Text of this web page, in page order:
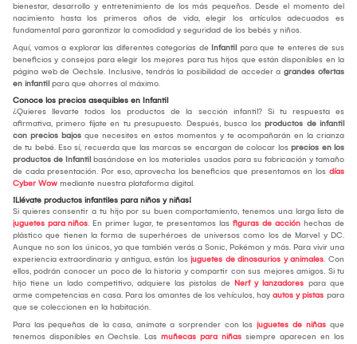
bienestar, desarrollo y entretenimiento de los más pequeños. Desde el momento del
nacimiento hasta los primeros años de vida, elegir los artículos adecuados es
fundamental para garantizar la comodidad y seguridad de los bebés y niños.
Aquí, vamos a explorar las diferentes categorías de Infantil para que te enteres de sus
beneficios y consejos para elegir los mejores para tus hijos que están disponibles en la
página web de Oechsle. Inclusive, tendrás la posibilidad de acceder a grandes ofertas
en infantil para que ahorres al máximo.
Conoce los precios asequibles en Infantil
¿Quieres llevarte todos los productos de la sección infantil? Si tu respuesta es
afirmativa, primero fíjate en tu presupuesto. Después, busca los productos de infantil
con precios bajos que necesites en estos momentos y te acompañarán en la crianza
de tu bebé. Eso sí, recuerda que las marcas se encargan de colocar los precios en los
productos de Infantil basándose en los materiales usados para su fabricación y tamaño
de cada presentación. Por eso, aprovecha los beneficios que presentamos en los días
Cyber Wow mediante nuestra plataforma digital.
¡Llévate productos infantiles para niños y niñas!
Si quieres consentir a tu hijo por su buen comportamiento, tenemos una larga lista de
juguetes para niños. En primer lugar, te presentamos las figuras de acción hechas de
plástico que tienen la forma de superhéroes de universos como los de Marvel y DC.
Aunque no son los únicos, ya que también verás a Sonic, Pokémon y más. Para vivir una
experiencia extraordinaria y antigua, están los juguetes de dinosaurios y animales. Con
ellos, podrán conocer un poco de la historia y compartir con sus mejores amigos. Si tu
hijo tiene un lado competitivo, adquiere las pistolas de Nerf y lanzadores para que
arme competencias en casa. Para los amantes de los vehículos, hay autos y pistas para
que se coleccionen en la habitación.
Para las pequeñas de la casa, anímate a sorprender con los juguetes de niñas que
tenemos disponibles en Oechsle. Las muñecas para niñas siempre aparecen en los